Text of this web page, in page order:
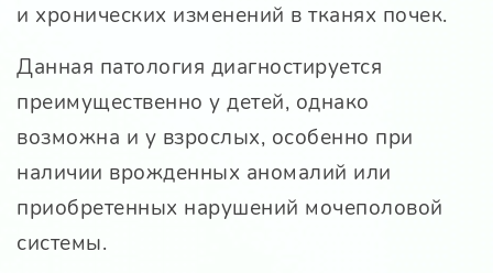
и хронических изменений в тканях почек.
Данная патология диагностируется
преимущественно у детей, однако
возможна и у взрослых, особенно при
наличии врожденных аномалий или
приобретенных нарушений мочеполовой
системы.